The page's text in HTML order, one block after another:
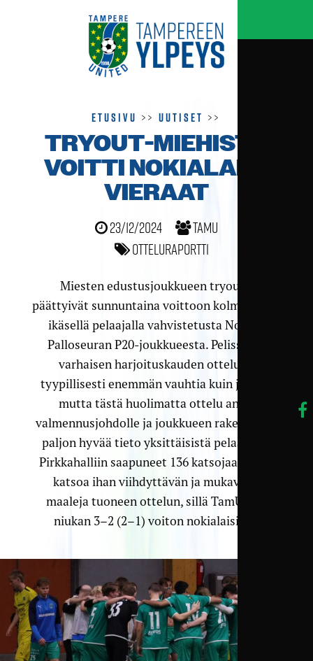
Etusivu >>Uutiset >>
TRYOUT-MIEHISTÖ
VOITTI NOKIALAIS­
VIERAAT
23/12/2024
TamU
Otteluraportti
Miesten edustusjoukkueen tryoutit
päättyivät sunnuntaina voittoon kolmella yli-
ikäsellä pelaajalla vahvistetusta Nokian
Palloseuran P20-joukkueesta. Pelissä oli
varhaisen harjoituskauden ottelulle
tyypillisesti enemmän vauhtia kuin järkeä,
mutta tästä huolimatta ottelu antoi
valmennusjohdolle ja joukkueen rakentajille
paljon hyvää tieto yksittäisistä pelaajista.
Pirkkahalliin saapuneet 136 katsojaa saivat
katsoa ihan viihdyttävän ja mukavasti
maaleja tuoneen ottelun, sillä TamU otti
niukan 3–2 (2–1) voiton nokialaisista.